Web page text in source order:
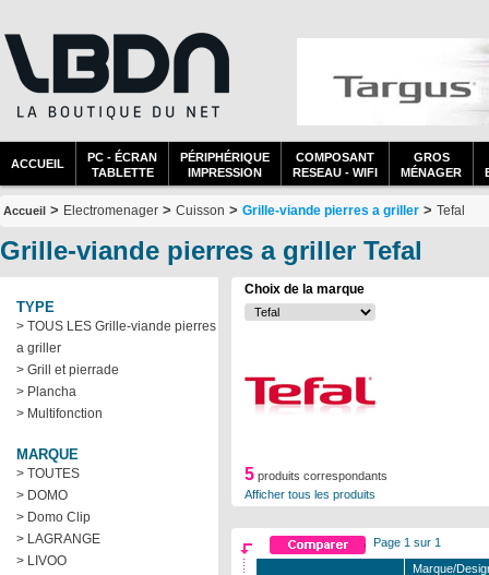
ACCUEIL
PC - ÉCRAN
TABLETTE
PÉRIPHÉRIQUE
IMPRESSION
COMPOSANT
RESEAU - WIFI
GROS
MÉNAGER
Accueil > Electromenager > Cuisson > Grille-viande pierres a griller > Tefal
Grille-viande pierres a griller Tefal
TYPE
> TOUS LES Grille-viande pierres
a griller
> Grill et pierrade
> Plancha
> Multifonction
MARQUE
> TOUTES
> DOMO
> Domo Clip
> LAGRANGE
> LIVOO
Choix de la marque
5 produits correspondants
Afficher tous les produits
Page 1 sur 1
Marque/